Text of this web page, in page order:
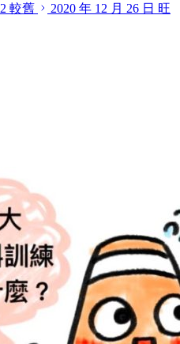
較舊 2020 年 12 月 26 日 旺